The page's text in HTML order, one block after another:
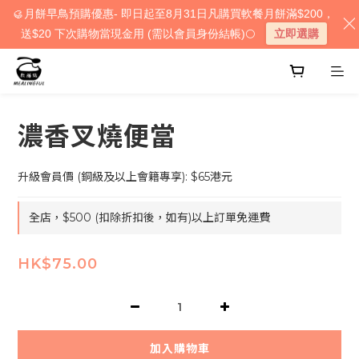
濃香叉燒便當
升級會員價 (銅級及以上會籍專享): $65港元
全店，$500 (扣除折扣後，如有)以上訂單免運費
HK$75.00
加入購物車
🥮月餅早鳥預購優惠- 即日起至8月31日凡購買軟餐月餅滿$200，
送$20 下次購物當現金用 (需以會員身份結帳)🌕
立即選購